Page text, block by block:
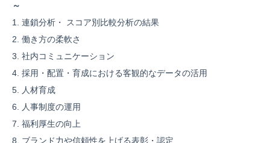
～
1. 連鎖分析・ スコア別比較分析の結果
2. 働き方の柔軟さ
3. 社内コミュニケーション
4. 採用・配置・育成における客観的なデータの活用
5. 人材育成
6. 人事制度の運用
7. 福利厚生の向上
8. ブランド力や信頼性を上げる表彰・認定